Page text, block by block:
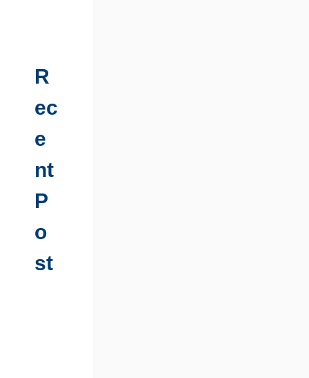
R
ec
e
nt
P
o
st